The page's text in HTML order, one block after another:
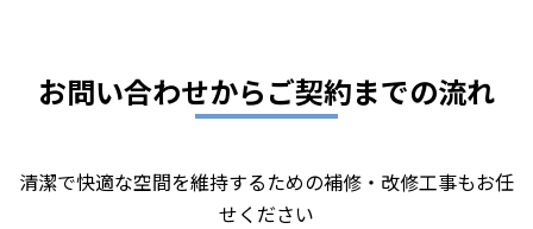
お問い合わせからご契約までの流れ
清潔で快適な空間を維持するための補修・改修工事もお任
せください